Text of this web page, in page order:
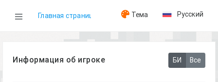
Главная страница Тема Русский
Информация об игроке БИ Все